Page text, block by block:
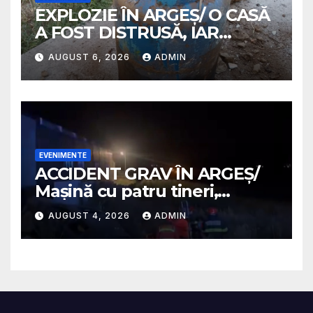
EXPLOZIE ÎN ARGEȘ/ O CASĂ
A FOST DISTRUSĂ, IAR
PROPRIETARA A SUFERIT
ARSURI GRAVE
AUGUST 6, 2026 ADMIN
EVENIMENTE
ACCIDENT GRAV ÎN ARGEȘ/
Mașină cu patru tineri,
răsturnată pe un câmp la
Micești/ Doi sunt în stare
gravă
AUGUST 4, 2026 ADMIN